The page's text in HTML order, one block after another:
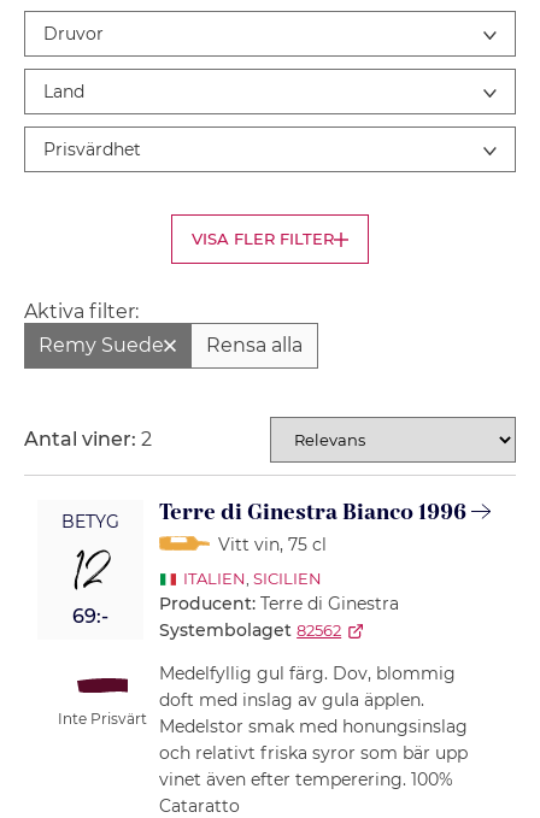
Druvor
Land
Prisvärdhet
VISA FLER FILTER
Aktiva filter:
Remy Suede
Rensa alla
Antal viner: 2 SORTERING
BETYG
12
69:-
Inte Prisvärt
Terre di Ginestra Bianco 1996
Vitt vin, 75 cl
ITALIEN SICILIEN
Producent:Terre di Ginestra
Systembolaget 82562
Medelfyllig gul färg. Dov, blommig
doft med inslag av gula äpplen.
Medelstor smak med honungsinslag
och relativt friska syror som bär upp
vinet även efter temperering. 100%
Cataratto